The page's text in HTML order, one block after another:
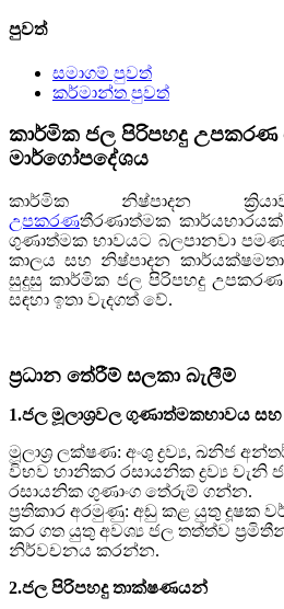
පුවත්
සමාගම් පුවත්
කර්මාන්ත පුවත්
කාර්මික ජල පිරිපහදු උපකරණ
මාර්ගෝපදේශය
කාර්මික නිෂ්පාදන
උපකරණතීරණාත්මක
ගුණාත්මක භාවයට බලපානවා
කාලය සහ නිෂ්පාදන
සුදුසු කාර්මික ජල පිරිපහදු
සඳහා ඉතා වැදගත් වේ.
ප්‍රධාන තේරීම් සලකා බැලීම්
1.ජල මූලාශ්‍රවල ගුණාත්මකභාවය
මූලාශ්‍ර ලක්ෂණ: අංශු ද්‍රව්‍ය, ඛනිජ
විභව හානිකර රසායනික ද්‍රව්‍ය වැනි
රසායනික ගුණාංග තේරුම් ගන්න.
ප්‍රතිකාර අරමුණු: අඩු කළ යුතු දූෂක
කර ගත යුතු අවශ්‍ය ජල තත්ත්ව
නිර්වචනය කරන්න.
2.ජල පිරිපහදු තාක්ෂණයන්